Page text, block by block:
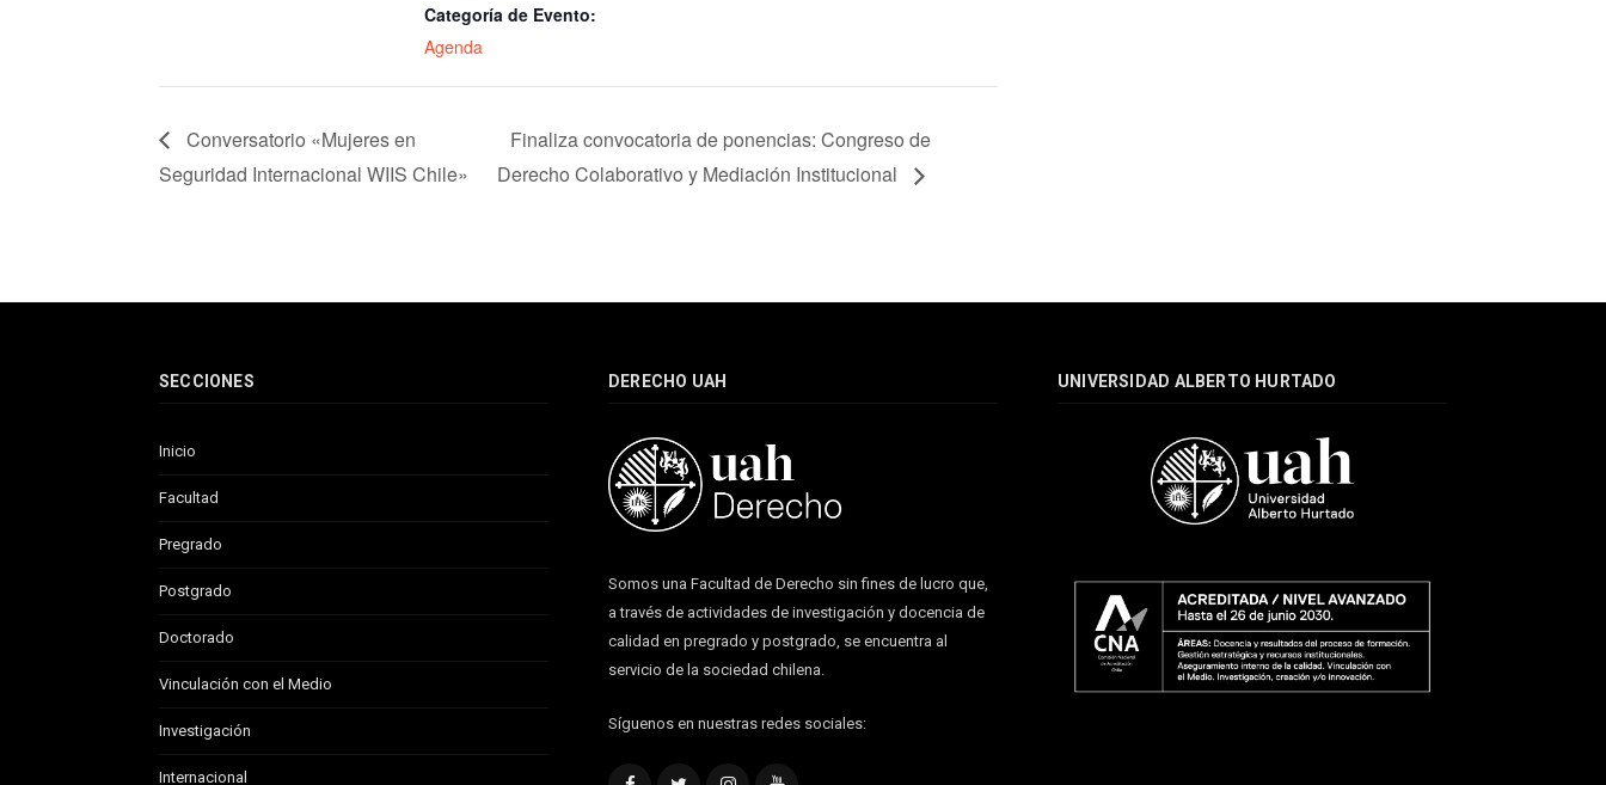
Categoría de Evento:
Agenda
Conversatorio «Mujeres en
Seguridad Internacional WIIS Chile»
Finaliza convocatoria de ponencias: Congreso de
Derecho Colaborativo y Mediación Institucional
SECCIONES
Inicio
Facultad
Pregrado
Postgrado
Doctorado
Vinculación con el Medio
Investigación
Internacional
DERECHO UAH
Somos una Facultad de Derecho sin fines de lucro que,
a través de actividades de investigación y docencia de
calidad en pregrado y postgrado, se encuentra al
servicio de la sociedad chilena.
Síguenos en nuestras redes sociales:
UNIVERSIDAD ALBERTO HURTADO